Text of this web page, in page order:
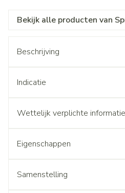
Bekijk alle producten van
Beschrijving
Indicatie
Wettelijk verplichte informatie
Eigenschappen
Samenstelling